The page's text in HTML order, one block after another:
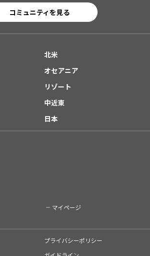
コミュニティを見る
北米
オセアニア
リゾート
中近東
日本
マイページ
プライバシーポリシー